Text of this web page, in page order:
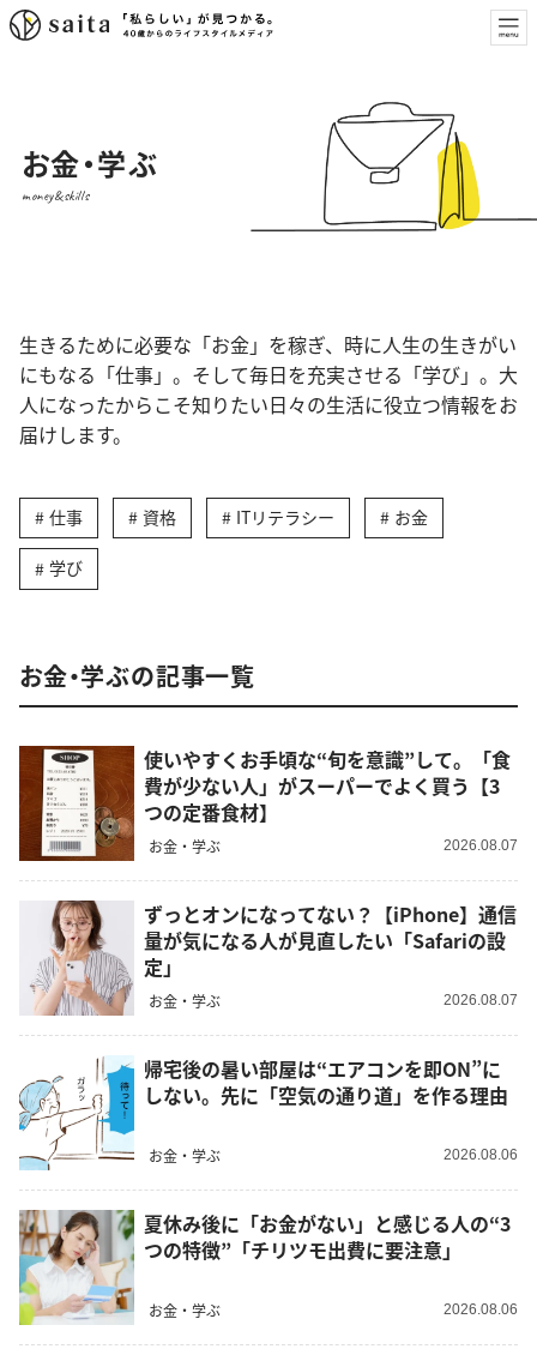
お金・学ぶ
money&skills
生きるために必要な「お金」を稼ぎ、時に人生の生きがい
にもなる「仕事」。そして毎日を充実させる「学び」。大
人になったからこそ知りたい日々の生活に役立つ情報をお
届けします。
仕事 資格 ITリテラシー お金
学び
お金・学ぶの記事一覧
使いやすくお手頃な“旬を意識”して。「食
費が少ない人」がスーパーでよく買う【3
つの定番食材】
お金・学ぶ 2026.08.07
ずっとオンになってない？【iPhone】通信
量が気になる人が見直したい「Safariの設
定」
お金・学ぶ 2026.08.07
帰宅後の暑い部屋は“エアコンを即ON”に
しない。先に「空気の通り道」を作る理由
お金・学ぶ 2026.08.06
夏休み後に「お金がない」と感じる人の“3
つの特徴”「チリツモ出費に要注意」
お金・学ぶ 2026.08.06